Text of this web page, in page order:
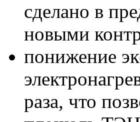
сделано в
новыми
понижение
раза, что